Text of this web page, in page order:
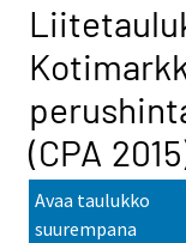
(CPA
Avaa taulukko
suurempana